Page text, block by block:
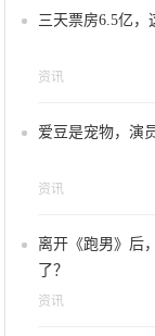
三天票房6.5亿
资讯
爱豆是宠物，演
资讯
离开《跑男》后
了？
资讯